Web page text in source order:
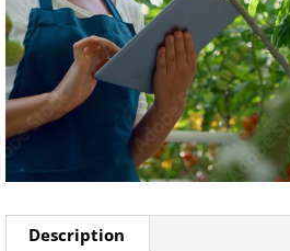
Description